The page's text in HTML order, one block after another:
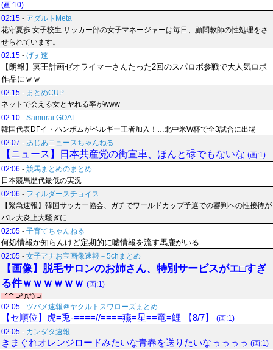
(画:10)
02:15 - アダルトMeta
花守夏歩 女子校生 サッカー部の女子マネージャーは毎日、顧問教師の性処理をさ
せられています。
02:15 - げぇ速
【朗報】冥王計画ゼオライマーさんたった2回のスパロボ参戦で大人気ロボ
作品にｗｗ
02:15 - まとめCUP
ネットで会える女とヤれる率がwww
02:10 - Samurai GOAL
韓国代表DFイ・ハンボムがベルギー王者加入！…北中米W杯で全3試合に出場
02:07 - あじあニュースちゃんねる
【ニュース】日本共産党の街宣車、ほんと碌でもないな (画:1)
02:06 - 競馬まとめのまとめ
日本競馬歴代最低の実況
02:06 - フィルダースチョイス
【緊急速報】韓国サッカー協会、ガチでワールドカップ予選での審判への性接待が
バレ大炎上大騒ぎに
02:05 - 子育てちゃんねる
何処情報か知らんけど定期的に嘘情報を流す馬鹿がいる
02:05 - 女子アナお宝画像速報－5chまとめ
【画像】脱毛サロンのお姉さん、特別サービスがエ□すぎ
る件ｗｗｗｗｗｗ (画:1)
02:05 - ツバメ速報＠ヤクルトスワローズまとめ
【セ順位】虎=兎-====//====燕=星==竜=鯉 【8/7】
(画:1)
02:05 - カンダタ速報
きまぐれオレンジロードみたいな青春を送りたいなっっっっ (画:1)